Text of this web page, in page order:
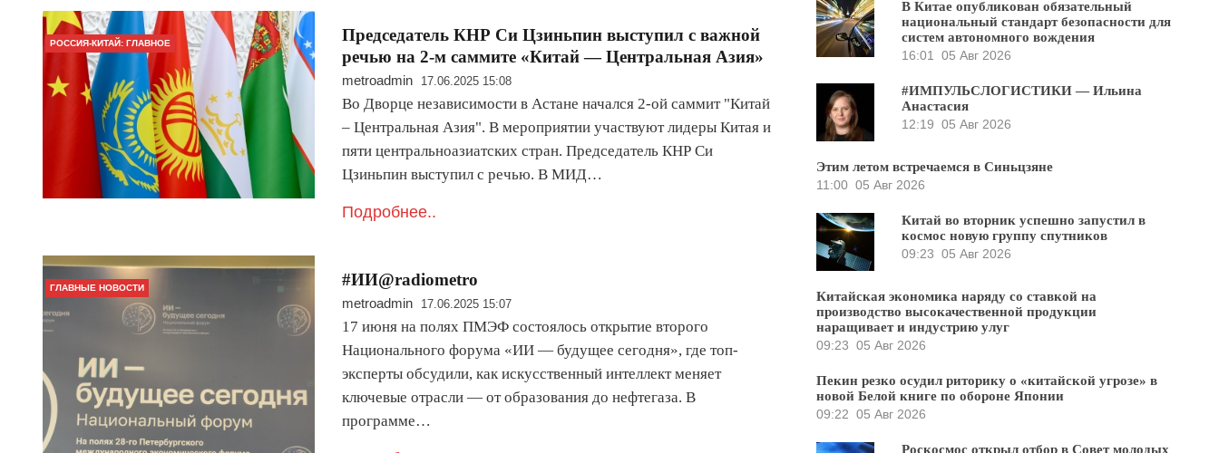
РОССИЯ-КИТАЙ: ГЛАВНОЕ
Председатель КНР Си Цзиньпин выступил с важной
речью на 2-м саммите «Китай — Центральная Азия»
metroadmin 17.06.2025 15:08
Во Дворце независимости в Астане начался 2-ой саммит "Китай
– Центральная Азия". В мероприятии участвуют лидеры Китая и
пяти центральноазиатских стран. Председатель КНР Си
Цзиньпин выступил с речью. В МИД…
Подробнее..
ГЛАВНЫЕ НОВОСТИ #ИИ@radiometro
metroadmin 17.06.2025 15:07
17 июня на полях ПМЭФ состоялось открытие второго
Национального форума «ИИ — будущее сегодня», где топ-
эксперты обсудили, как искусственный интеллект меняет
ключевые отрасли — от образования до нефтегаза. В
программе…
В Китае опубликован обязательный
национальный стандарт безопасности для
систем автономного вождения
16:01
05 Авг 2026
#ИМПУЛЬСЛОГИСТИКИ — Ильина
Анастасия
12:19 05 Авг 2026
Этим летом встречаемся в Синьцзяне
11:00 05 Авг 2026
Китай во вторник успешно запустил в
космос новую группу спутников
09:23 05 Авг 2026
Китайская экономика наряду со ставкой на
производство высокачественной продукции
наращивает и индустрию улуг
09:23 05 Авг 2026
Пекин резко осудил риторику о «китайской угрозе» в
новой Белой книге по обороне Японии
09:22 05 Авг 2026
Роскосмос открыл отбор в Совет молодых